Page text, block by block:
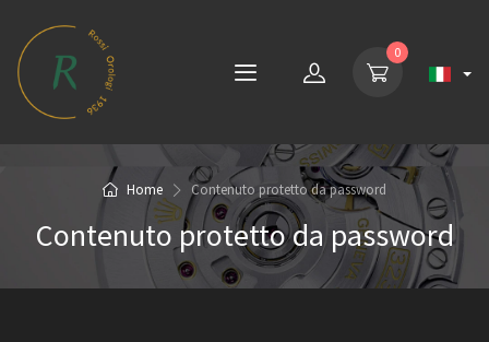
0
Home Contenuto protetto da password
Contenuto protetto da password